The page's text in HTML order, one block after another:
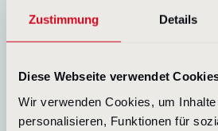
Zustimmung Details
Diese Webseite verwendet
Wir verwenden Cookies, um
personalisieren, Funktionen für
liefert Ihnen unser CSR